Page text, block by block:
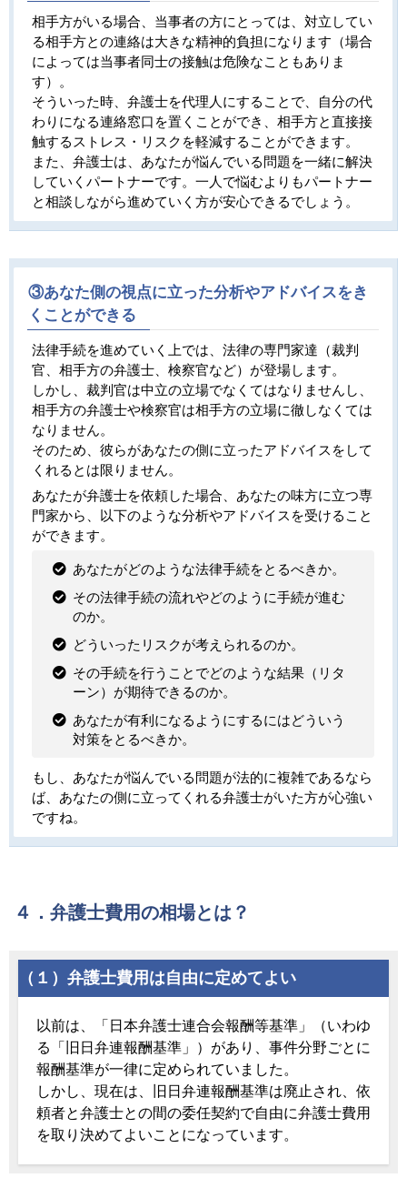
相手方がいる場合、当事者の方にとっては、対立してい
る相手方との連絡は大きな精神的負担になります（場合
によっては当事者同士の接触は危険なこともありま
す）。
そういった時、弁護士を代理人にすることで、自分の代
わりになる連絡窓口を置くことができ、相手方と直接接
触するストレス・リスクを軽減することができます。
また、弁護士は、あなたが悩んでいる問題を一緒に解決
していくパートナーです。一人で悩むよりもパートナー
と相談しながら進めていく方が安心できるでしょう。
③あなた側の視点に立った分析やアドバイスをき
くことができる
法律手続を進めていく上では、法律の専門家達（裁判
官、相手方の弁護士、検察官など）が登場します。
しかし、裁判官は中立の立場でなくてはなりませんし、
相手方の弁護士や検察官は相手方の立場に徹しなくては
なりません。
そのため、彼らがあなたの側に立ったアドバイスをして
くれるとは限りません。
あなたが弁護士を依頼した場合、あなたの味方に立つ専
門家から、以下のような分析やアドバイスを受けること
ができます。
あなたがどのような法律手続をとるべきか。
その法律手続の流れやどのように手続が進む
のか。
どういったリスクが考えられるのか。
その手続を行うことでどのような結果（リタ
ーン）が期待できるのか。
あなたが有利になるようにするにはどういう
対策をとるべきか。
もし、あなたが悩んでいる問題が法的に複雑であるなら
ば、あなたの側に立ってくれる弁護士がいた方が心強い
ですね。
４．弁護士費用の相場とは？
（１）弁護士費用は自由に定めてよい
以前は、「日本弁護士連合会報酬等基準」（いわゆ
る「旧日弁連報酬基準」）があり、事件分野ごとに
報酬基準が一律に定められていました。
しかし、現在は、旧日弁連報酬基準は廃止され、依
頼者と弁護士との間の委任契約で自由に弁護士費用
を取り決めてよいことになっています。